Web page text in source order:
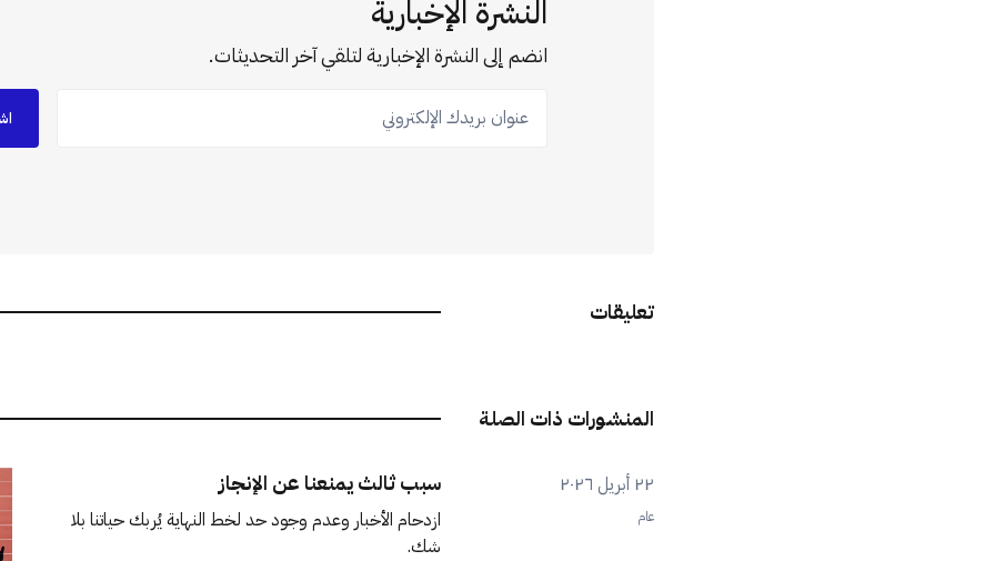
النشرة الإخبارية
انضم إلى النشرة الإخبارية لتلقي آخر التحديثات.
عنوان بريدك الإلكتروني
تعليقات
المنشورات ذات الصلة
٢٢ أبريل ٢٠٢٦
عام
سبب ثالث يمنعنا عن الإنجاز
ازدحام الأخبار وعدم وجود حد لخط النهاية يُربك حياتنا بلا
شك.